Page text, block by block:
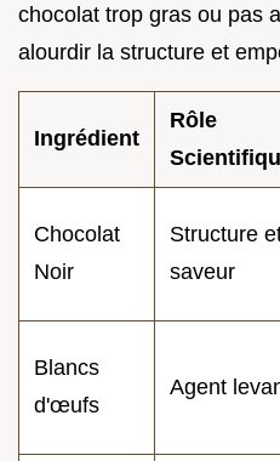
chocolat trop gras ou pas
alourdir la structure et
Ingrédient
Rôle
Chocolat
Noir
Structure
saveur
Blancs
d'œufs
Agent